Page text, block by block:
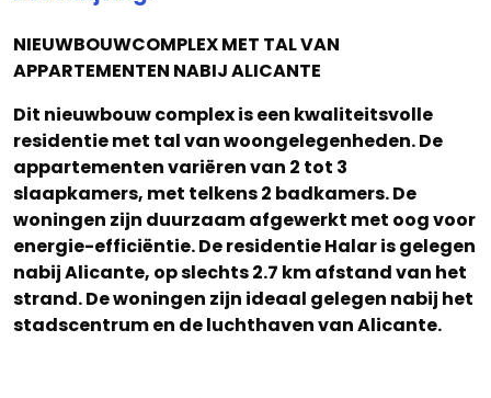
NIEUWBOUWCOMPLEX MET TAL VAN
APPARTEMENTEN NABIJ ALICANTE
Dit nieuwbouw complex is een kwaliteitsvolle
residentie met tal van woongelegenheden. De
appartementen variëren van 2 tot 3
slaapkamers, met telkens 2 badkamers. De
woningen zijn duurzaam afgewerkt met oog voor
energie-efficiëntie. De residentie Halar is gelegen
nabij Alicante, op slechts 2.7 km afstand van het
strand. De woningen zijn ideaal gelegen nabij het
stadscentrum en de luchthaven van Alicante.